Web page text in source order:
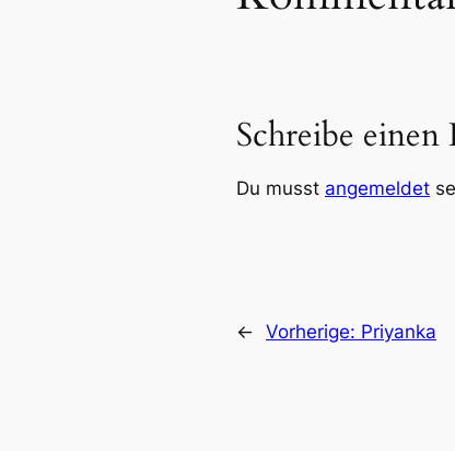
Schreibe
Du musst angemeldet
← Vorherige: Priyanka